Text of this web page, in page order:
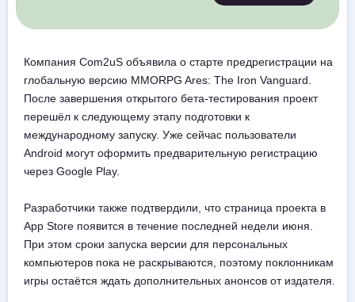
Компания Com2uS объявила о старте предрегистрации на
глобальную версию MMORPG Ares: The Iron Vanguard.
После завершения открытого бета-тестирования проект
перешёл к следующему этапу подготовки к
международному запуску. Уже сейчас пользователи
Android могут оформить предварительную регистрацию
через Google Play.
Разработчики также подтвердили, что страница проекта в
App Store появится в течение последней недели июня.
При этом сроки запуска версии для персональных
компьютеров пока не раскрываются, поэтому поклонникам
игры остаётся ждать дополнительных анонсов от издателя.